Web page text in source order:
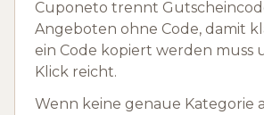
Cuponeto trennt
Angeboten ohne Code, damit
ein Code kopiert werden muss
Klick reicht.
Wenn keine genaue Kategorie